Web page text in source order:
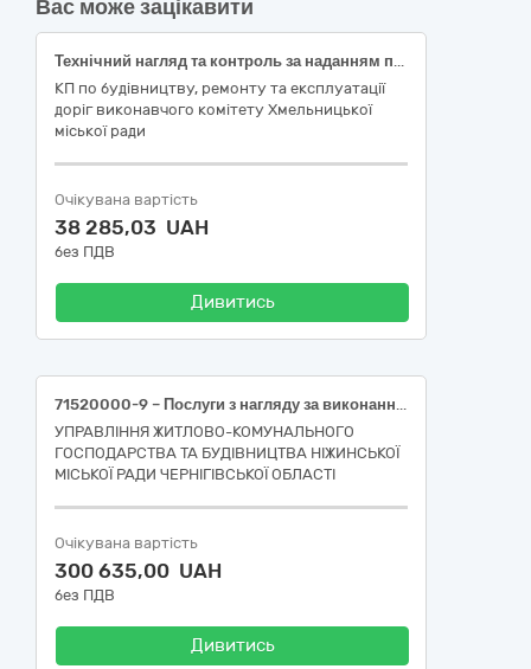
Вас може зацікавити
Технічний нагляд та контроль за наданням послуг на об’єкті: «Послуги з благоустрою населених пунктів - поточний ремонт щебеневого покриття в с.Копистин: вул. Шкільна, вул. Лугова, вул. Залізнична, вул.Подільська, вул. Вишнева; с. Мала Колибань: вул. Садова, вул. Вишнева; с. Колибань: вул. Садова, вул. Волошкова, вул. Шевченка, вул.Франка (до кладовища) Хмельницької міської територіальної громади»
КП по будівництву, ремонту та експлуатації
доріг виконавчого комітету Хмельницької
міської ради
Очікувана вартість
38 285,03 UAH
без ПДВ
Дивитись
71520000-9 – Послуги з нагляду за виконанням будівельних робіт (Послуги з технічного нагляду за наданням послуг з поточного (ямкового) ремонту проїзних частин вулиць і доріг комунальної власності Ніжинської міської територіальної громади).
УПРАВЛІННЯ ЖИТЛОВО-КОМУНАЛЬНОГО
ГОСПОДАРСТВА ТА БУДІВНИЦТВА НІЖИНСЬКОЇ
МІСЬКОЇ РАДИ ЧЕРНІГІВСЬКОЇ ОБЛАСТІ
Очікувана вартість
300 635,00 UAH
без ПДВ
Дивитись